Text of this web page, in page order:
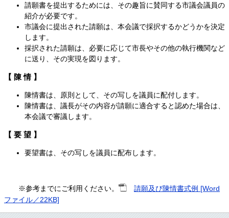
請願書を提出するためには、その趣旨に賛同する市議会議員の
紹介が必要です。
市議会に提出された請願は、本会議で採択するかどうかを決定
します。
採択された請願は、必要に応じて市長やその他の執行機関など
に送り、その実現を図ります。
【 陳 情 】
陳情書は、原則として、その写しを議員に配付します。
陳情書は、議長がその内容が請願に適合すると認めた場合は、
本会議で審議します。
【 要 望 】
要望書は、その写しを議員に配布します。
※参考までにご利用ください。
請願及び陳情書式例 [Word
ファイル／22KB]